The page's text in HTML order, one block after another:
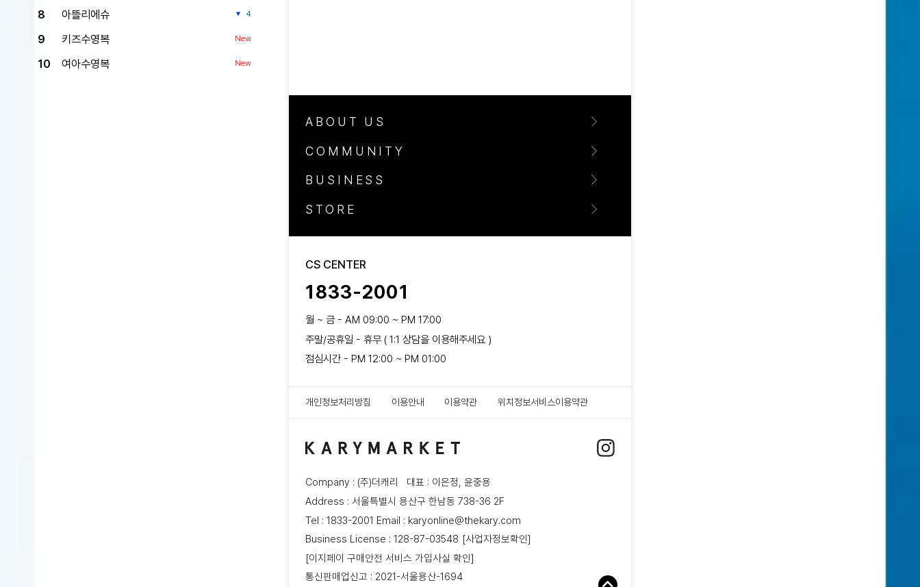
8 아뜰리에슈 4
9 키즈수영복 New
10 여아수영복 New
ABOUT US
COMMUNITY
BUSINESS
STORE
CS CENTER
1833-2001
월 ~ 금 - AM 09:00 ~ PM 17:00
주말/공휴일 - 휴무 ( 1:1 상담을 이용해주세요 )
점심시간 - PM 12:00 ~ PM 01:00
개인정보처리방침 이용안내 이용약관 위치정보서비스이용약관
Company : (주)더캐리 대표 : 이은정, 윤중용
Address : 서울특별시 용산구 한남동 738-36 2F
Tel : 1833-2001 Email : karyonline@thekary.com
Business License : 128-87-03548 [사업자정보확인]
[이지페이 구매안전 서비스 가입사실 확인]
통신판매업신고 : 2021-서울용산-1694